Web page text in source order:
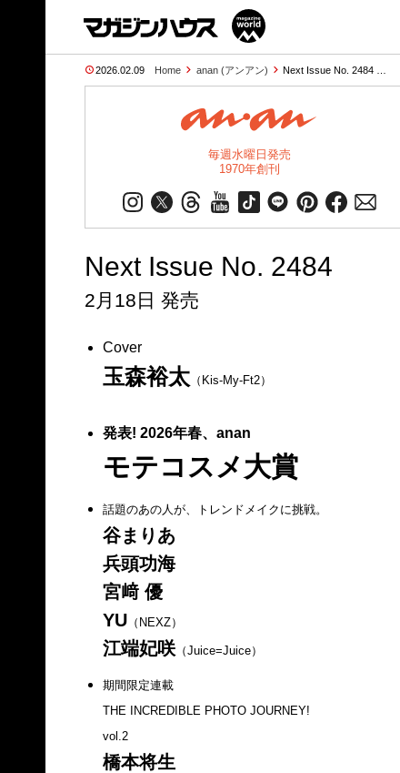
2026.02.09 Home anan (アンアン) Next Issue No. 2484 …
毎週水曜日発売
1970年創刊
Next Issue No. 2484
2月18日 発売
Cover
玉森裕太 （Kis‐My‐Ft2）
発表! 2026年春、anan
モテコスメ大賞
話題のあの人が、トレンドメイクに挑戦。
谷まりあ
兵頭功海
宮﨑 優
YU（NEXZ）
江端妃咲（Juice=Juice）
期間限定連載
THE INCREDIBLE PHOTO JOURNEY!
vol.2
橋本将生